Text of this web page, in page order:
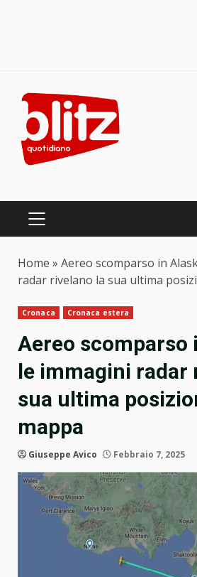
content
PRIMARY
Home » Aereo scomparso in
radar rivelano la sua ultima
Cronaca Cronaca estera
Aereo scomparso
le immagini radar
sua ultima
mappa
Giuseppe Avico Febbraio 7, 2025